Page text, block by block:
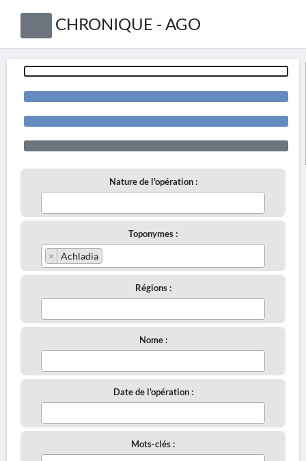
CHRONIQUE - AGO
Nature de l'opération :
Toponymes :
× Achladia
Régions :
Nome :
Date de l'opération :
Mots-clés :